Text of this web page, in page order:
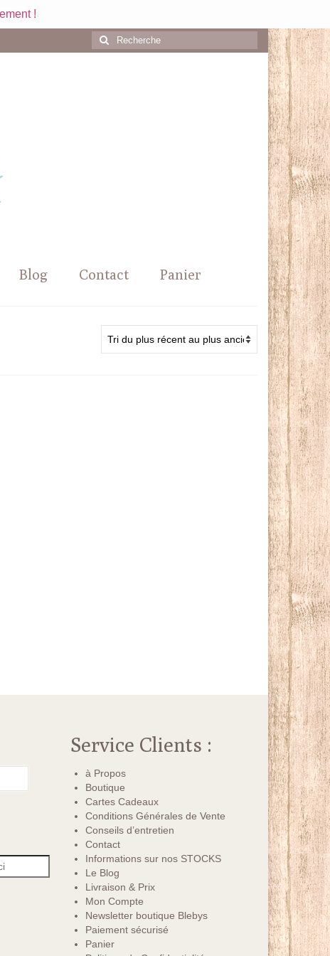
!
Rechercher
:
Blog Contact Panier
Service Clients :
à Propos
Boutique
Cartes Cadeaux
Conditions Générales de Vente
Conseils d’entretien
Contact
Informations sur nos STOCKS
Le Blog
Livraison & Prix
Mon Compte
Newsletter boutique Blebys
Paiement sécurisé
Panier